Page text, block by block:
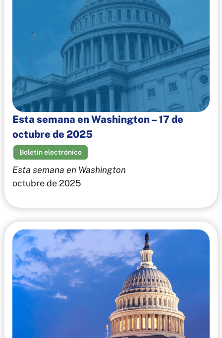
Esta semana en Washington – 17 de
octubre de 2025
Boletín electrónico
Esta semana en Washington
octubre de 2025